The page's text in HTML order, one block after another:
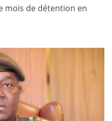
mois de détention en